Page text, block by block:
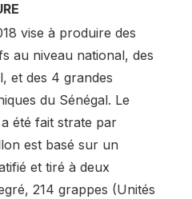
vise à produire des
au niveau national, des
et des 4 grandes
du Sénégal. Le
été fait strate par
est basé sur un
et tiré à deux
214 grappes (Unités